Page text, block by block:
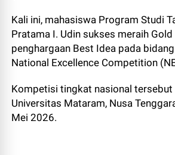
Kali ini, mahasiswa Program Studi
Pratama I. Udin sukses meraih
penghargaan Best Idea pada
National Excellence Competition
Kompetisi tingkat nasional tersebut
Universitas Mataram, Nusa
Mei 2026.